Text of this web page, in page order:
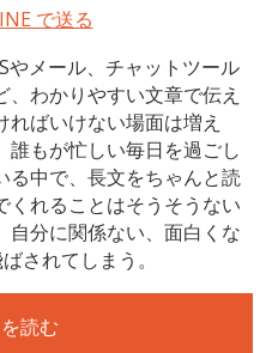
やメール、チャットツール
、わかりやすい文章で伝え
ればいけない場面は増え
誰もが忙しい毎日を過ごし
る中で、長文をちゃんと読
くれることはそうそうない
自分に関係ない、面白くな
されてしまう。
読む